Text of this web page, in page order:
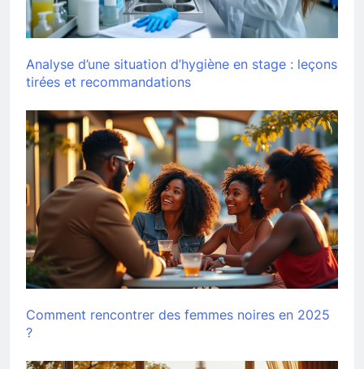
Analyse d’une situation d’hygiène en stage : leçons
tirées et recommandations
Comment rencontrer des femmes noires en 2025
?